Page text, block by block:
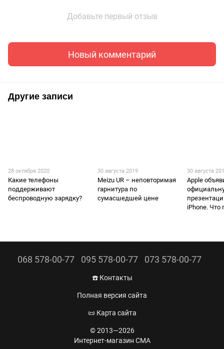
Добавьте первый отзыв
Новый комментарий
Другие записи
28 октября 2020
Какие телефоны
поддерживают
беспроводную зарядку?
30 августа 2019
Meizu UR – неповторимая
гарнитура по
сумасшедшей цене
30 августа
Apple
iPhone. Что
068 578-00-77 095 578-00-77 073 578-00-77
☎️ Контакты
Полная версия сайта
📜 Карта сайта
© 2013—2026
Интернет-магазин CMA